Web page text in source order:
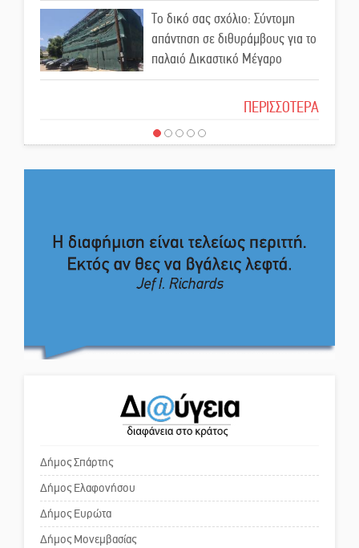
Διακοπή μαθημάτων στο
Ματάλειο Κολυμβητήριο την
εβδομάδα του
Από Λιβύη είχαν ξεκινήσει οι
μετανάστες που
περισυνελέγησαν στο Ταίναρο
Λακε-Δαιμονικά: Το κυπαρίσσι
του Μυστρά που φύτρωσε από
Κλήρωσε για τον Αστέρα
Οδύνη στην Απιδιά για τον χαμό
«Σφραγίδα» έργου και
απολογισμού στο Παναρκαδικό
Το δικό σας σχόλιο: Σύντομη
απάντηση σε διθυράμβους για το
παλαιό Δικαστικό Μέγαρο
Το δικό σας σχόλιο: Ιερή
Ο εξωραϊσμός της Πλατείας Ν.
Κόσμου και ένας ελλοχεύων
κίνδυνος
πρωθυπουργέ, ντροπή»
Το δικό σας σχόλιο: Ανοιχτή
επιστολή στον δήμαρχο Σπάρτης
ΠΕΡΙΣΣΟΤΕΡΑ
Δήμος Σπάρτης
Δήμος Ελαφονήσου
Δήμος Ευρώτα
Δήμος Μονεμβασίας